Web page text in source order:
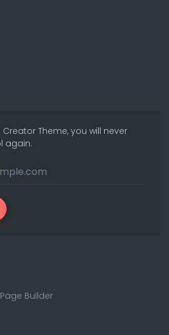
Theme, you will never
again.
Builder